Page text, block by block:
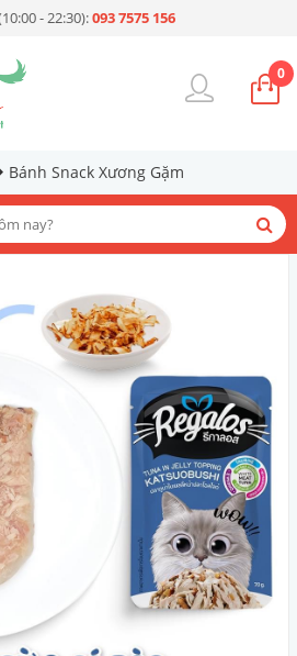
- 22:30):093 7575 156
0
Bánh Snack Xương Gặm